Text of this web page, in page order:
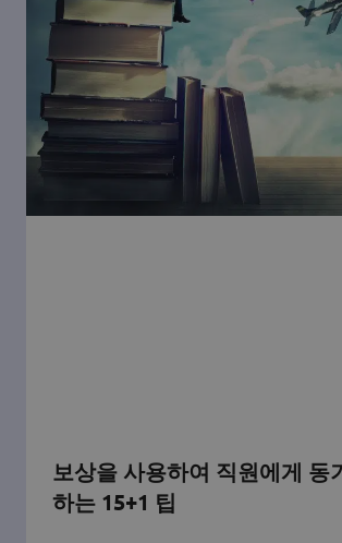
보상을 사용하여 직원에게 동
하는 15+1 팁